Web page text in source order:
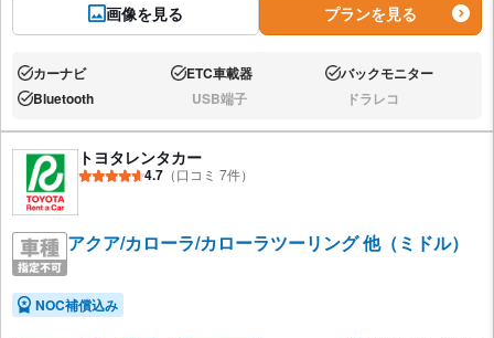
画像を見る プランを見る
あり:カーナビ あり:ETC車載器 あり:バックモニター
あり:Bluetooth なし:USB端子 なし:ドラレコ
トヨタレンタカー
4.7 （口コミ 7件）
アクア/カローラ/カローラツーリング 他（ミドル）
NOC補償込み